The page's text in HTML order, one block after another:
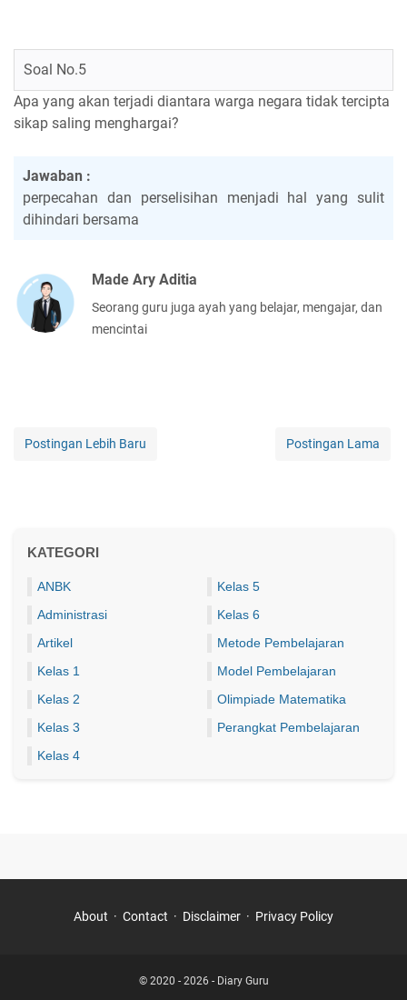
Soal No.5
Apa yang akan terjadi diantara warga negara tidak tercipta
sikap saling menghargai?
Jawaban :
perpecahan dan perselisihan menjadi hal yang sulit
dihindari bersama
Made Ary Aditia
Seorang guru juga ayah yang belajar, mengajar, dan
mencintai
Postingan Lebih Baru Postingan Lama
KATEGORI
ANBK
Administrasi
Artikel
Kelas 1
Kelas 2
Kelas 3
Kelas 4
Kelas 5
Kelas 6
Metode Pembelajaran
Model Pembelajaran
Olimpiade Matematika
Perangkat Pembelajaran
About Contact Disclaimer Privacy Policy
© 2020 - 2026 - Diary Guru